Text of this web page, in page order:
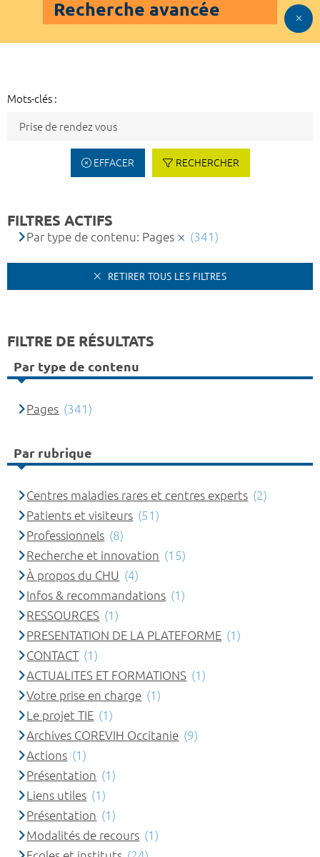
Recherche avancée
Mots-clés :
EFFACER RECHERCHER
FILTRES ACTIFS
Par type de contenu: Pages (341)
RETIRER TOUS LES FILTRES
FILTRE DE RÉSULTATS
Par type de contenu
Pages (341)
Par rubrique
Centres maladies rares et centres experts (2)
Patients et visiteurs (51)
Professionnels (8)
Recherche et innovation (15)
À propos du CHU (4)
Infos & recommandations (1)
RESSOURCES (1)
PRESENTATION DE LA PLATEFORME (1)
CONTACT (1)
ACTUALITES ET FORMATIONS (1)
Votre prise en charge (1)
Le projet TIE (1)
Archives COREVIH Occitanie (9)
Actions (1)
Présentation (1)
Liens utiles (1)
Présentation (1)
Modalités de recours (1)